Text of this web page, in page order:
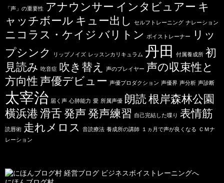
「声」の重要性 アナウンサー インタビュアー キ
ャッチボール キュー出し セルフトレーニング ナレーション
ニコラス・ケイジ バリトン ボイストレーナー
リッ
プシンク
リップノイズ レッスンカリキュラム 丹田 付属養成所 初
見読み 吃音症 吹き替え 声のプレイヤー 声の収束性と
方向性 声優デビュー 声優プロダクション 声優界 声分析 声診断
太宰治 届く声 心肺能力 愛 所属声優 朗読根岸森林公園
横浜港 滑舌 発声 発声練習 自己完結した喋り 表情筋
読唇術 走れメロス 音読療法 養成所の講師 １ヵ月で声が良くなる ＣＭナ
レーション